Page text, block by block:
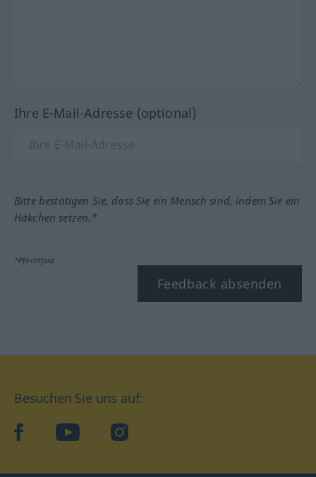
Ihre E-Mail-Adresse (optional)
Bitte bestätigen Sie, dass Sie ein Mensch sind, indem Sie ein
Häkchen setzen.*
*Pflichtfeld
Feedback absenden
Besuchen Sie uns auf:
facebookYouTube Instagram